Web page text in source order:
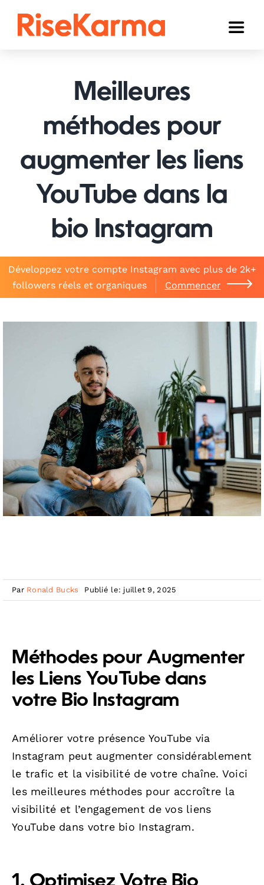
Toggle
YouTube
Twitter (𝕏)
Autres
Panier
Meilleures
méthodes pour
augmenter les liens
YouTube dans la
bio Instagram
Développez votre compte Instagram avec plus de 2k+
followers réels et organiques
Commencer
Par Ronald Bucks Publié le: juillet 9, 2025
Méthodes pour Augmenter
les Liens YouTube dans
votre Bio Instagram
Améliorer votre présence YouTube via
Instagram peut augmenter considérablement
le trafic et la visibilité de votre chaîne. Voici
les meilleures méthodes pour accroître la
visibilité et l’engagement de vos liens
YouTube dans votre bio Instagram.